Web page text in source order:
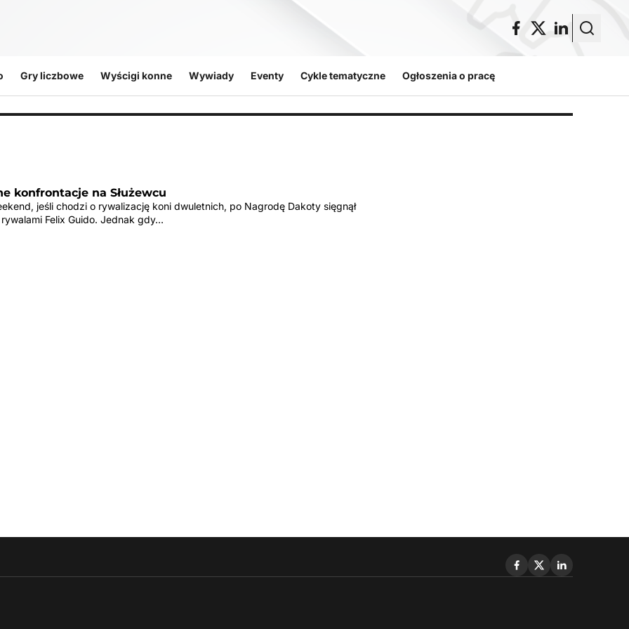
Gry liczbowe Wyścigi konne Wywiady Eventy Cykle tematyczne Ogłoszenia o pracę
konfrontacje na Służewcu
jeśli chodzi o rywalizację koni dwuletnich, po Nagrodę Dakoty sięgnął
Felix Guido. Jednak gdy…